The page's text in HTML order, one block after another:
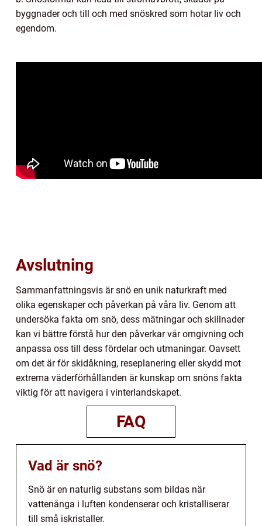
byggnader och till och med snöskred som hotar liv och
egendom.
Avslutning
Sammanfattningsvis är snö en unik naturkraft med
olika egenskaper och påverkan på våra liv. Genom att
undersöka fakta om snö, dess mätningar och skillnader
kan vi bättre förstå hur den påverkar vår omgivning och
anpassa oss till dess fördelar och utmaningar. Oavsett
om det är för skidåkning, reseplanering eller skydd mot
extrema väderförhållanden är kunskap om snöns fakta
viktig för att navigera i vinterlandskapet.
FAQ
Vad är snö?
Snö är en naturlig substans som bildas när
vattenånga i luften kondenserar och kristalliserar
till små iskristaller.